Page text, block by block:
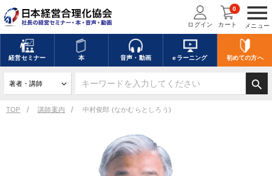
menu
メニュー
ログイン カート
0
経営セミナー 本 音声・動画 eラーニング 初めての方へ
search
TOP 講師案内 中村俊郎 (なかむらとしろう)